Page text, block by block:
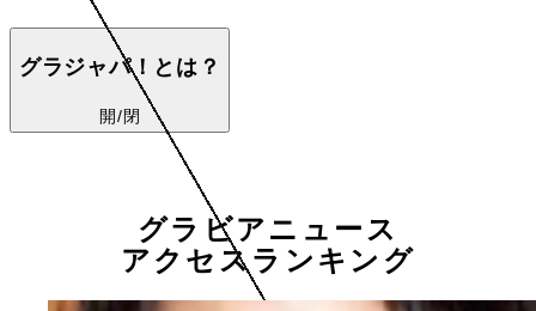
グラジャパ！とは？
開/閉
グラビアニュース
アクセスランキング